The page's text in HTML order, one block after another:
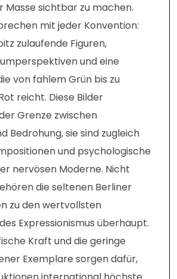
Masse sichtbar zu machen.
mit jeder Konvention:
zulaufende Figuren,
und eine
von fahlem Grün bis zu
reicht. Diese Bilder
Grenze zwischen
Bedrohung, sie sind zugleich
und psychologische
nervösen Moderne. Nicht
die seltenen Berliner
zu den wertvollsten
Expressionismus überhaupt.
Kraft und die geringe
Exemplare sorgen dafür,